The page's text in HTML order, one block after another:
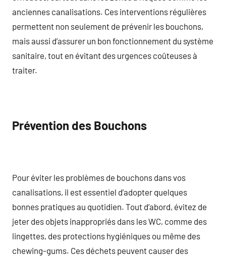
anciennes canalisations. Ces interventions régulières
permettent non seulement de prévenir les bouchons,
mais aussi d’assurer un bon fonctionnement du système
sanitaire, tout en évitant des urgences coûteuses à
traiter.
Prévention des Bouchons
Pour éviter les problèmes de bouchons dans vos
canalisations, il est essentiel d’adopter quelques
bonnes pratiques au quotidien. Tout d’abord, évitez de
jeter des objets inappropriés dans les WC, comme des
lingettes, des protections hygiéniques ou même des
chewing-gums. Ces déchets peuvent causer des